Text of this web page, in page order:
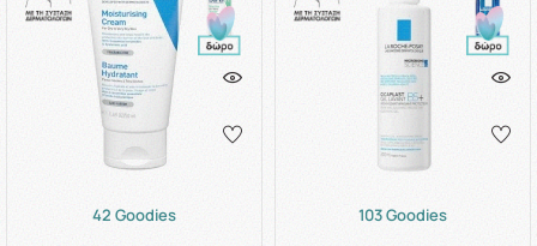
42 Goodies
103 Goodies